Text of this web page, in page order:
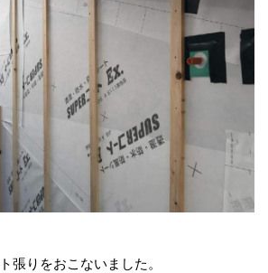
張りをおこないました。